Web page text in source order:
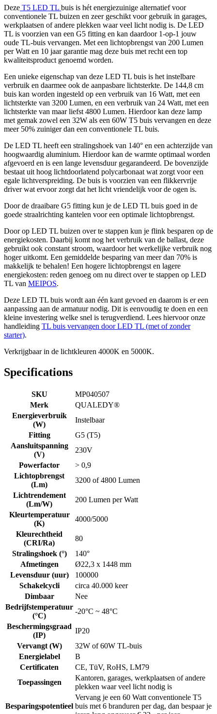
Deze T5 LED TL buis is hét energiezuinige alternatief voor
conventionele TL buizen en zeer geschikt voor gebruik in garages,
werkplaatsen of andere plekken waar veel licht nodig is. De LED
TL is voorzien van een G5 fitting en kan daardoor 1-op-1 jouw
oude TL-buis vervangen. Met een lichtopbrengst van 200 Lumen
per Watt en 10 jaar garantie mag deze buis met recht een top
kwaliteitsproduct genoemd worden.
Een unieke eigenschap van deze LED TL buis is het instelbare
verbruik en daarmee ook de aanpasbare lichtsterkte. De 144,8 cm
buis kan worden ingesteld op een verbruik van 16 Watt, met een
lichtsterkte van 3200 Lumen, en een verbruik van 24 Watt, met een
lichtsterkte van maar liefst 4800 Lumen. Hierdoor kan deze lamp
met gemak zowel een 32W als een 60W T5 buis vervangen en deze
meer 50% zuiniger dan een conventionele TL buis.
De LED TL heeft een stralingshoek van 140° en een achterzijde van
hoogwaardig aluminium. Hierdoor kan de warmte optimaal worden
afgevoerd en is een lange levensduur gegarandeerd. De bovenzijde
bestaat uit hoog lichtdoorlatend polycarbonaat wat zorgt voor een
egale lichtverspreiding. De buis is voorzien van een flikkervrije
driver wat ervoor zorgt dat het licht vriendelijk voor de ogen is.
Door de draaibare G5 fitting kun je de LED TL buis goed in de
goede straalrichting kantelen voor een optimale lichtopbrengst.
Door op LED TL buizen over te stappen kun je flink besparen op de
energiekosten. Daarbij komt nog het verbruik van de ballast, deze
gebruikt ook constant stroom, waardoor het werkelijke verbruik nog
hoger uitkomt. Een gemiddelde besparing van meer dan 70% is
makkelijk te behalen! Een hogere lichtopbrengst en lagere
energiekosten: reden genoeg om nu direct over te stappen op LED
TL van MEIPOS.
Deze LED TL buis wordt aan één kant gevoed en daarom is er een
aanpassing aan de armatuur nodig. Dit is eenvoudig te doen en een
kleine investering welke snel is terugverdiend. Lees hiervoor onze
handleiding TL buis vervangen door LED TL (met of zonder
starter).
Verkrijgbaar in de lichtkleuren 4000K en 5000K.
Specifications
SKU
MP040507
Merk
QUALEDY®
Energieverbruik
(W)
Instelbaar
Fitting
G5 (T5)
Aansluitspanning
(V)
230V
Powerfactor
> 0,9
Lichtopbrengst
(Lm)
3200 of 4800 Lumen
Lichtrendement
(Lm/W)
200 Lumen per Watt
Kleurtemperatuur
(K)
4000/5000
Kleurechtheid
(CRI/Ra)
80
Stralingshoek (°)
140°
Afmetingen
Ø22,3 x 1448 mm
Levensduur (uur)
100000
Schakelcycli
circa 40.000 keer
Dimbaar
Nee
Bedrijfstemperatuur
(°C)
-20°C ~ 48°C
Beschermingsgraad
(IP)
IP20
Vervangt (W)
32W of 60W TL-buis
Energielabel
B
Certificaten
CE, TüV, RoHS, LM79
Toepassingen
Kantoren, garages, werkplaatsen of andere
plekken waar veel licht nodig is
Besparingspotentieel
Vervang je een 60 Watt conventionele T5
buis met 6 branduren per dag, dan bespaar je